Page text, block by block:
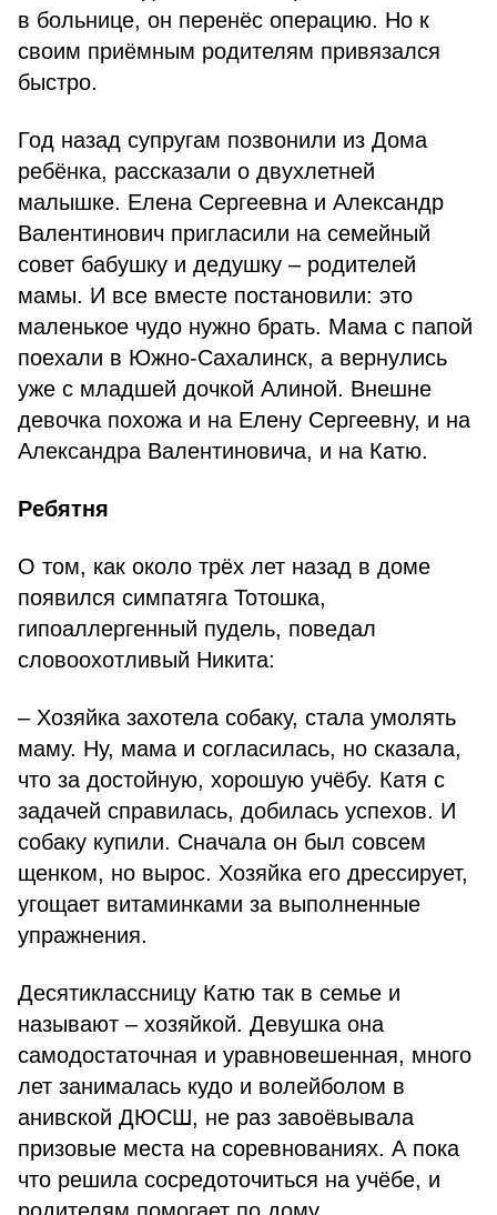
в больнице, он перенёс операцию. Но к
своим приёмным родителям привязался
быстро.
Год назад супругам позвонили из Дома
ребёнка, рассказали о двухлетней
малышке. Елена Сергеевна и Александр
Валентинович пригласили на семейный
совет бабушку и дедушку – родителей
мамы. И все вместе постановили: это
маленькое чудо нужно брать. Мама с папой
поехали в Южно-Сахалинск, а вернулись
уже с младшей дочкой Алиной. Внешне
девочка похожа и на Елену Сергеевну, и на
Александра Валентиновича, и на Катю.
Ребятня
О том, как около трёх лет назад в доме
появился симпатяга Тотошка,
гипоаллергенный пудель, поведал
словоохотливый Никита:
– Хозяйка захотела собаку, стала умолять
маму. Ну, мама и согласилась, но сказала,
что за достойную, хорошую учёбу. Катя с
задачей справилась, добилась успехов. И
собаку купили. Сначала он был совсем
щенком, но вырос. Хозяйка его дрессирует,
угощает витаминками за выполненные
упражнения.
Десятиклассницу Катю так в семье и
называют – хозяйкой. Девушка она
самодостаточная и уравновешенная, много
лет занималась кудо и волейболом в
анивской ДЮСШ, не раз завоёвывала
призовые места на соревнованиях. А пока
что решила сосредоточиться на учёбе, и